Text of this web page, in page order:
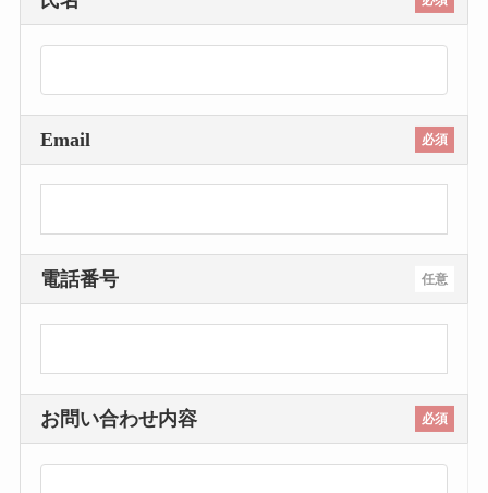
必須
Email
任意
電話番号
必須
お問い合わせ内容